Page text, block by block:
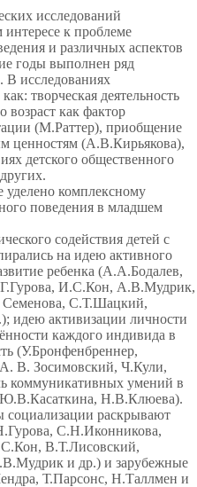
исследований
интересе к проблеме
и различных аспектов
годы выполнен ряд
В исследованиях
творческая деятельность
возраст как фактор
(М.Раттер), приобщение
ценностям (А.В.Кирьякова),
детского общественного
уделено комплексному
поведения в младшем
содействия детей с
на идею активного
ребенка (А.А.Бодалев,
И.С.Кон, А.В.Мудрик,
С.Т.Шацкий,
идею активизации личности
каждого индивида в
(У.Бронфенбреннер,
В. Зосимовский, Ч.Кули,
умений в
Н.В.Клюева).
социализации раскрывают
С.Н.Иконникова,
В.Т.Лисовский,
и др.) и зарубежные
Т.Парсонс, Н.Таллмен и